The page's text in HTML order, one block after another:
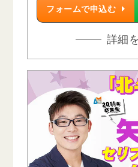
フォームで申込む
詳細